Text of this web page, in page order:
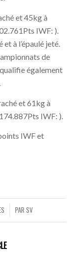
et 45kg à
IWF: ).
à l’épaulé jeté.
de
également
et 61kg à
IWF: ).
IWF et
PARSV